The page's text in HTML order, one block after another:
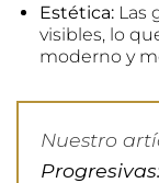
Estética:Las
visibles, lo
moderno y
Nuestro